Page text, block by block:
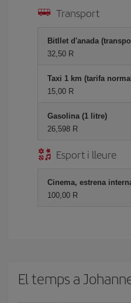
Transport
Bitllet d'anada
32,50 R
Taxi 1 km (tarifa
15,00 R
Gasolina (1 litre)
26,598 R
Esport i lleure
Cinema, estrena
100,00 R
El temps a